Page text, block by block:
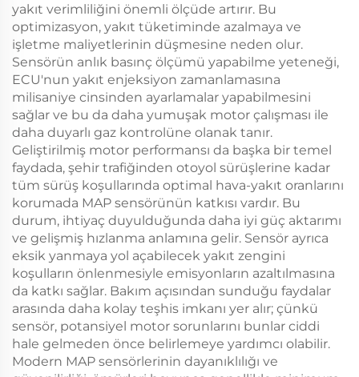
yakıt verimliliğini önemli ölçüde artırır. Bu
optimizasyon, yakıt tüketiminde azalmaya ve
işletme maliyetlerinin düşmesine neden olur.
Sensörün anlık basınç ölçümü yapabilme yeteneği,
ECU'nun yakıt enjeksiyon zamanlamasına
milisaniye cinsinden ayarlamalar yapabilmesini
sağlar ve bu da daha yumuşak motor çalışması ile
daha duyarlı gaz kontrolüne olanak tanır.
Geliştirilmiş motor performansı da başka bir temel
faydada, şehir trafiğinden otoyol sürüşlerine kadar
tüm sürüş koşullarında optimal hava-yakıt oranlarını
korumada MAP sensörünün katkısı vardır. Bu
durum, ihtiyaç duyulduğunda daha iyi güç aktarımı
ve gelişmiş hızlanma anlamına gelir. Sensör ayrıca
eksik yanmaya yol açabilecek yakıt zengini
koşulların önlenmesiyle emisyonların azaltılmasına
da katkı sağlar. Bakım açısından sunduğu faydalar
arasında daha kolay teşhis imkanı yer alır; çünkü
sensör, potansiyel motor sorunlarını bunlar ciddi
hale gelmeden önce belirlemeye yardımcı olabilir.
Modern MAP sensörlerinin dayanıklılığı ve